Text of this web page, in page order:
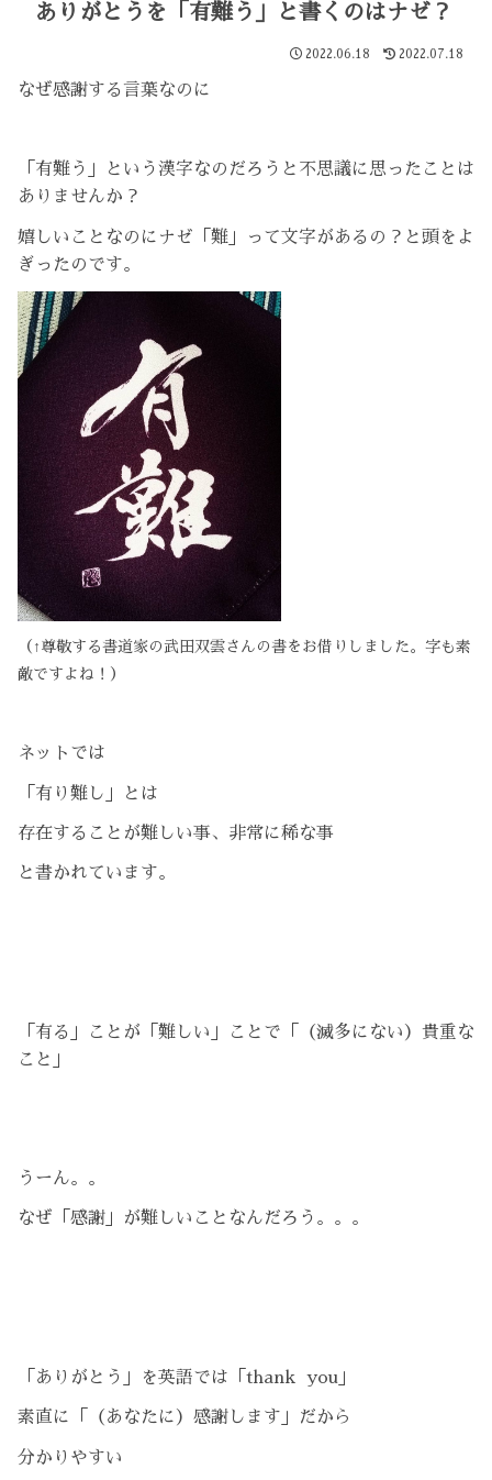
ありがとうを「有難う」と書くのはナゼ？
2022.06.18 2022.07.18
なぜ感謝する言葉なのに
「有難う」という漢字なのだろうと不思議に思ったことは
ありませんか？
嬉しいことなのにナゼ「難」って文字があるの？と頭をよ
ぎったのです。
（↑尊敬する書道家の武田双雲さんの書をお借りしました。字も素
敵ですよね！）
ネットでは
「有り難し」とは
存在することが難しい事、非常に稀な事
と書かれています。
「有る」ことが「難しい」ことで「（滅多にない）貴重な
こと」
うーん。。
なぜ「感謝」が難しいことなんだろう。。。
「ありがとう」を英語では「thank you」
素直に「（あなたに）感謝します」だから
分かりやすい